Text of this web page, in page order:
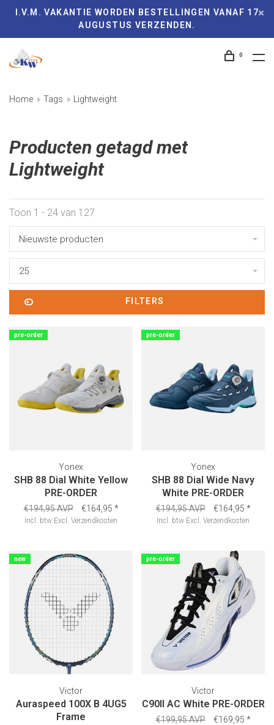
I.V.M. VAKANTIE WORDEN BESTELLINGEN VANAF 17
AUGUSTUS VERZENDEN.
0
Home Tags Lightweight
Producten getagd met
Lightweight
Toon 1 - 24 van 127
Nieuwste producten
25
FILTERS
pre-order
Yonex
SHB 88 Dial White Yellow
PRE-ORDER
€194,95 AVP €164,95 *
Incl. btw Excl. Verzendkosten
pre-order
Yonex
SHB 88 Dial Wide Navy
White PRE-ORDER
€194,95 AVP €164,95 *
Incl. btw Excl. Verzendkosten
new
Victor
Auraspeed 100X B 4UG5
Frame
pre-order
Victor
C90II AC White PRE-ORDER
€199,95 AVP €169,95 *